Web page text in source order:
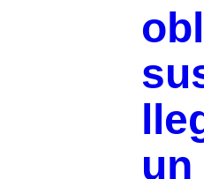
un